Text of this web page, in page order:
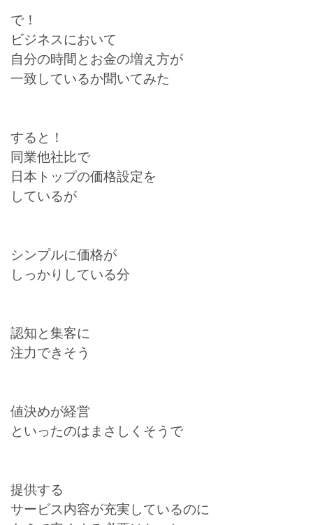
で！
ビジネスにおいて
自分の時間とお金の増え方が
一致しているか聞いてみた
すると！
同業他社比で
日本トップの価格設定を
しているが
シンプルに価格が
しっかりしている分
認知と集客に
注力できそう
値決めが経営
といったのはまさしくそうで
提供する
サービス内容が充実しているのに